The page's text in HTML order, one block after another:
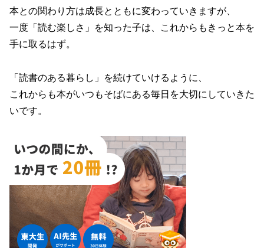
本との関わり方は成長とともに変わっていきますが、
一度「読む楽しさ」を知った子は、これからもきっと本を
手に取るはず。
「読書のある暮らし」を続けていけるように、
これからも本がいつもそばにある毎日を大切にしていきた
いです。